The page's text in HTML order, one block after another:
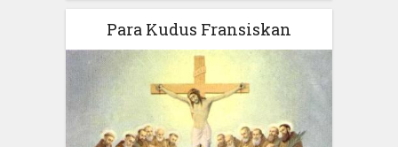
Para Kudus Fransiskan